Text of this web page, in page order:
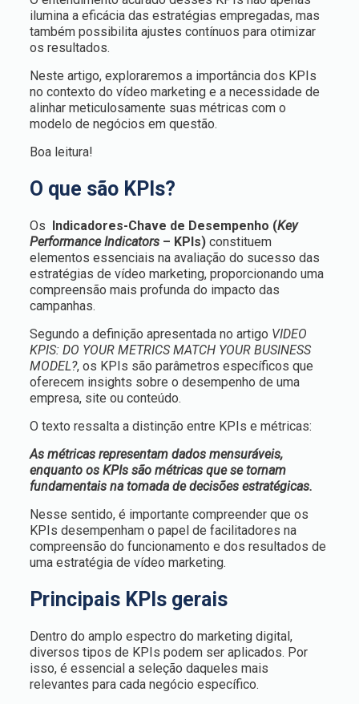
ilumina a eficácia das estratégias empregadas, mas
também possibilita ajustes contínuos para otimizar
os resultados.
Neste artigo, exploraremos a importância dos KPIs
no contexto do vídeo marketing e a necessidade de
alinhar meticulosamente suas métricas com o
modelo de negócios em questão.
Boa leitura!
O que são KPIs?
Os Indicadores-Chave de Desempenho (Key
Performance Indicators– KPIs)constituem
elementos essenciais na avaliação do sucesso das
estratégias de vídeo marketing, proporcionando uma
compreensão mais profunda do impacto das
campanhas.
Segundo a definição apresentada no artigo VIDEO
KPIS: DO YOUR METRICS MATCH YOUR BUSINESS
MODEL?, os KPIs são parâmetros específicos que
oferecem insights sobre o desempenho de uma
empresa, site ou conteúdo.
O texto ressalta a distinção entre KPIs e métricas:
As métricas representam dados mensuráveis,
enquanto os KPIs são métricas que se tornam
fundamentais na tomada de decisões estratégicas.
Nesse sentido, é importante compreender que os
KPIs desempenham o papel de facilitadores na
compreensão do funcionamento e dos resultados de
uma estratégia de vídeo marketing.
Principais KPIs gerais
Dentro do amplo espectro do marketing digital,
diversos tipos de KPIs podem ser aplicados. Por
isso, é essencial a seleção daqueles mais
relevantes para cada negócio específico.